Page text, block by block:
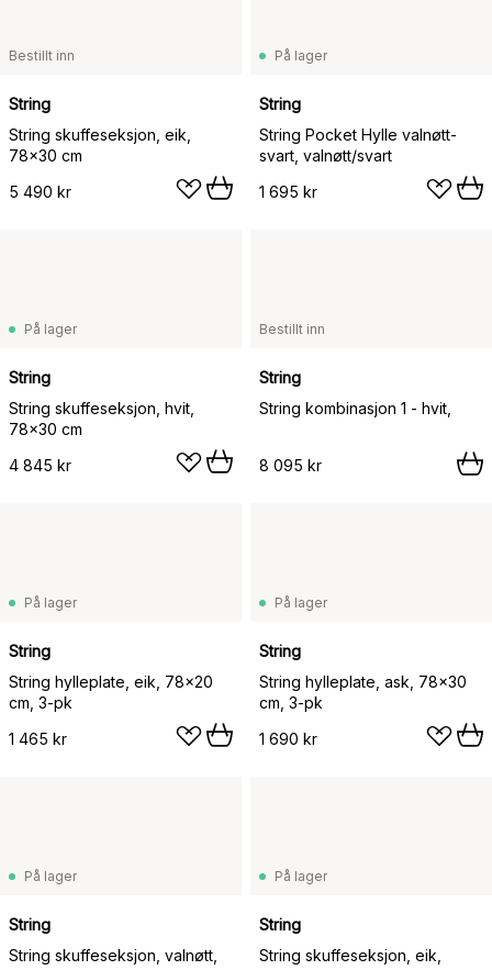
Bestillt inn
String
String skuffeseksjon, eik,
78x30 cm
5 490 kr
På lager
String
String Pocket Hylle valnøtt-
svart, valnøtt/svart
1 695 kr
På lager
String
String skuffeseksjon, hvit,
78x30 cm
4 845 kr
Bestillt inn
String
String kombinasjon 1 - hvit,
8 095 kr
På lager
String
String hylleplate, eik, 78x20
cm, 3-pk
1 465 kr
På lager
String
String hylleplate, ask, 78x30
cm, 3-pk
1 690 kr
På lager
String
String skuffeseksjon, valnøtt,
På lager
String
String skuffeseksjon, eik,